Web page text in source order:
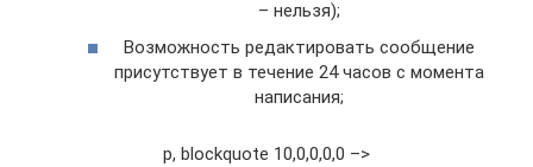
– нельзя);
Возможность редактировать сообщение
присутствует в течение 24 часов с момента
написания;
p, blockquote 10,0,0,0,0 –>